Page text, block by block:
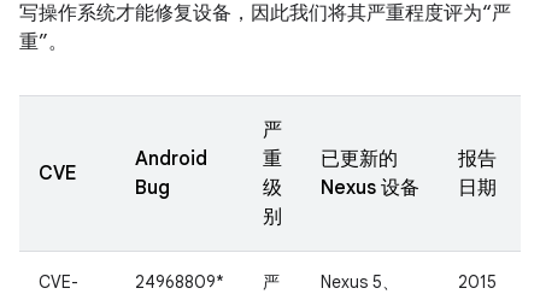
写操作系统才能修复设备，因此我们将其严重程度评为“严
重”。
CVE
Android
Bug
严
重
级
别
已更新的
Nexus 设备
报告
日期
CVE-
24968809*
严
Nexus 5、
2015